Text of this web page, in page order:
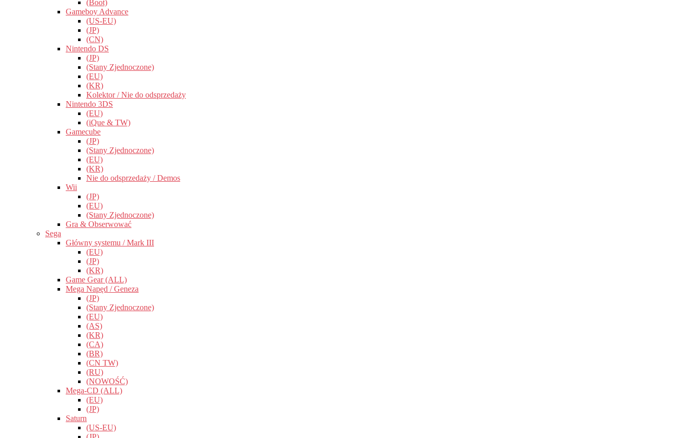
(Boot)
Gameboy Advance
(US-EU)
(JP)
(CN)
Nintendo DS
(JP)
(Stany Zjednoczone)
(EU)
(KR)
Kolektor / Nie do odsprzedaży
Nintendo 3DS
(EU)
(iQue & TW)
Gamecube
(JP)
(Stany Zjednoczone)
(EU)
(KR)
Nie do odsprzedaży / Demos
Wii
(JP)
(EU)
(Stany Zjednoczone)
Gra & Obserwować
Sega
Główny systemu / Mark III
(EU)
(JP)
(KR)
Game Gear (ALL)
Mega Napęd / Geneza
(JP)
(Stany Zjednoczone)
(EU)
(AS)
(KR)
(CA)
(BR)
(CN TW)
(RU)
(NOWOŚĆ)
Mega-CD (ALL)
(EU)
(JP)
Saturn
(US-EU)